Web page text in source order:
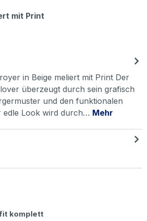
mit Print
in Beige meliert mit Print Der
überzeugt durch sein grafisch
und den funktionalen
edle Look wird durch… Mehr
komplett